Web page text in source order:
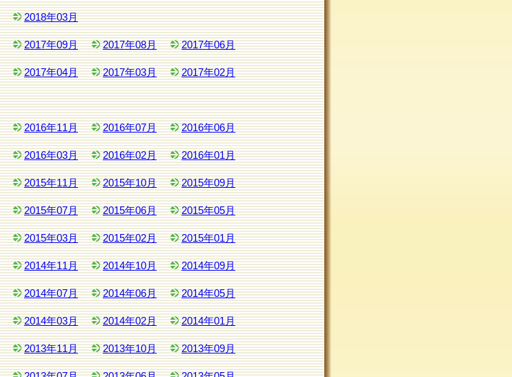
2018年03月
2017年09月 2017年08月 2017年06月
2017年04月 2017年03月 2017年02月
2016年11月 2016年07月 2016年06月
2016年03月 2016年02月 2016年01月
2015年11月 2015年10月 2015年09月
2015年07月 2015年06月 2015年05月
2015年03月 2015年02月 2015年01月
2014年11月 2014年10月 2014年09月
2014年07月 2014年06月 2014年05月
2014年03月 2014年02月 2014年01月
2013年11月 2013年10月 2013年09月